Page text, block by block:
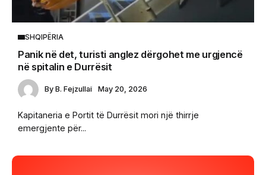
SHQIPËRIA
Panik në det, turisti anglez dërgohet me urgjencë
në spitalin e Durrësit
By B. Fejzullai May 20, 2026
Kapitaneria e Portit të Durrësit mori një thirrje
emergjente për...